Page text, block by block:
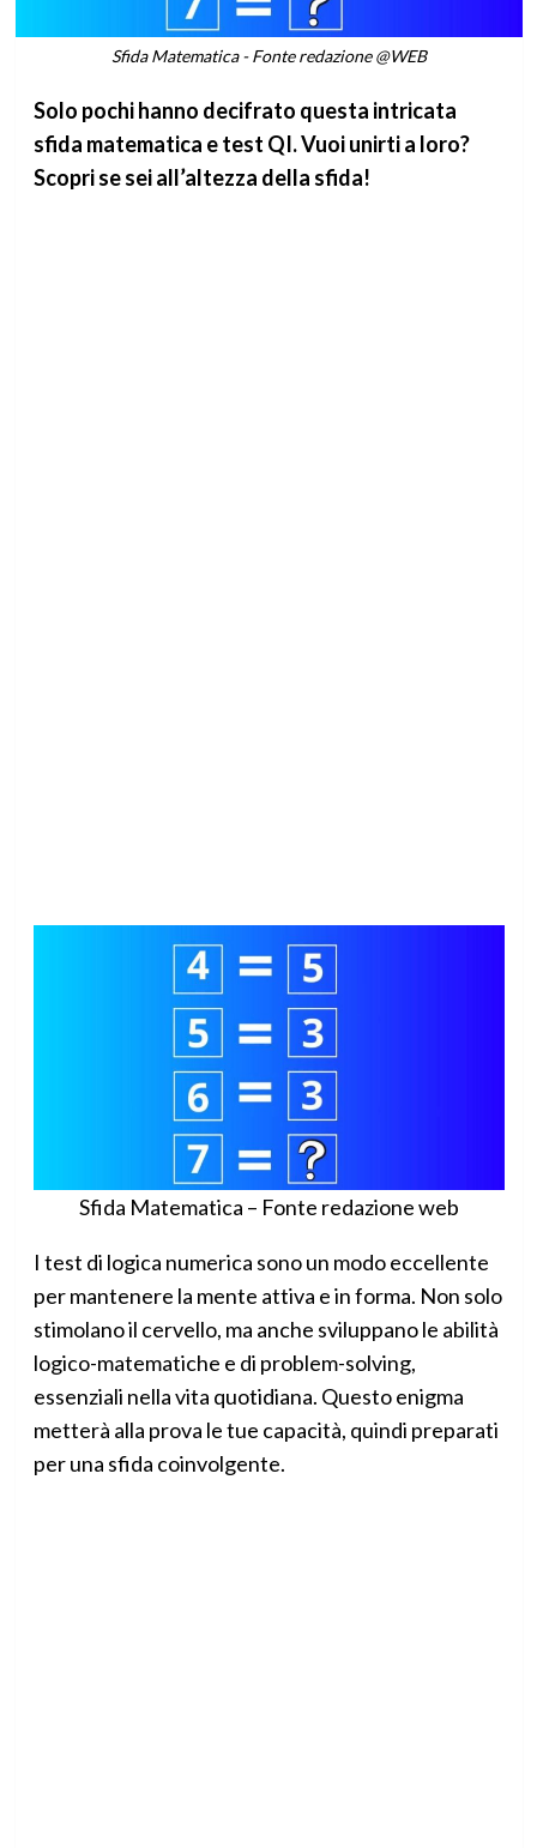
Sfida Matematica - Fonte redazione @WEB
Solo pochi hanno decifrato questa intricata
sfida matematica e test QI. Vuoi unirti a loro?
Scopri se sei all’altezza della sfida!
Sfida Matematica – Fonte redazione web
I test di logica numerica sono un modo eccellente
per mantenere la mente attiva e in forma. Non solo
stimolano il cervello, ma anche sviluppano le abilità
logico-matematiche e di problem-solving,
essenziali nella vita quotidiana. Questo enigma
metterà alla prova le tue capacità, quindi preparati
per una sfida coinvolgente.